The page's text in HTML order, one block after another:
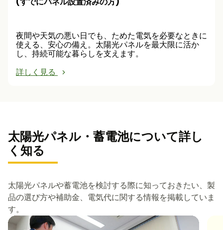
夜間や天気の悪い日でも、ためた電気を必要なときに
使える、安心の備え。太陽光パネルを最大限に活か
し、持続可能な暮らしを支えます。
詳しく見る
太陽光パネル・蓄電池について詳し
く知る
太陽光パネルや蓄電池を検討する際に知っておきたい、製
品の選び方や補助金、電気代に関する情報を掲載していま
す。